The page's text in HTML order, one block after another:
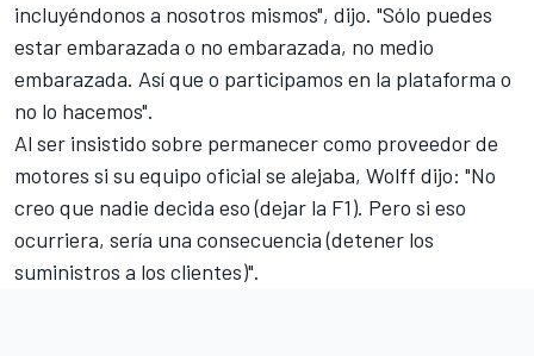
incluyéndonos a nosotros mismos", dijo. "Sólo puedes
estar embarazada o no embarazada, no medio
embarazada. Así que o participamos en la plataforma o
no lo hacemos".
Al ser insistido sobre permanecer como proveedor de
motores si su equipo oficial se alejaba, Wolff dijo: "No
creo que nadie decida eso (dejar la F1). Pero si eso
ocurriera, sería una consecuencia (detener los
suministros a los clientes)".